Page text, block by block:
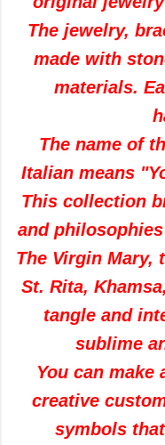
The jewelry,
made with
materials.
The name of
Italian means "
This collection
and philosophies
The Virgin Mary,
St. Rita, Khamsa,
tangle and
sublime
You can make
creative
symbols